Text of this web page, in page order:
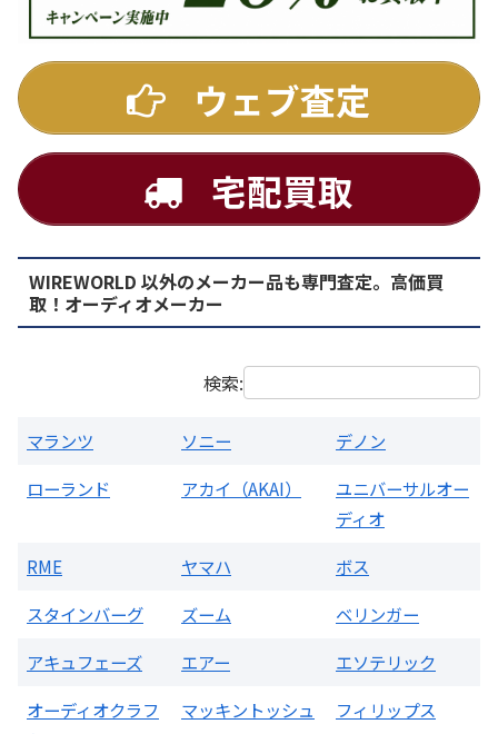
DENON
PMA-1500AE プリメインアンプ
買取価格：お問合せください
ウェブ査定
宅配買取
WIREWORLD 以外のメーカー品も専門査定。高価買
取！オーディオメーカー
検索:
マランツ ソニー
デノン
ローランド
アカイ（AKAI）
ユニバーサルオー
ディオ
RME
ヤマハ
ボス
スタインバーグ
ズーム
ベリンガー
アキュフェーズ
エアー
エソテリック
オーディオクラフ
マッキントッシュ フィリップス